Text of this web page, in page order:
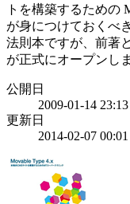
トを構築するための
が身につけておくべ
法則本ですが、前著
が正式にオープンし
公開日
2009-01-14 23:13
更新日
2014-02-07 00:01